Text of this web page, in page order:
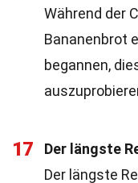
Während der
Bananenbrot
begannen,
17
Der längste
Der längste